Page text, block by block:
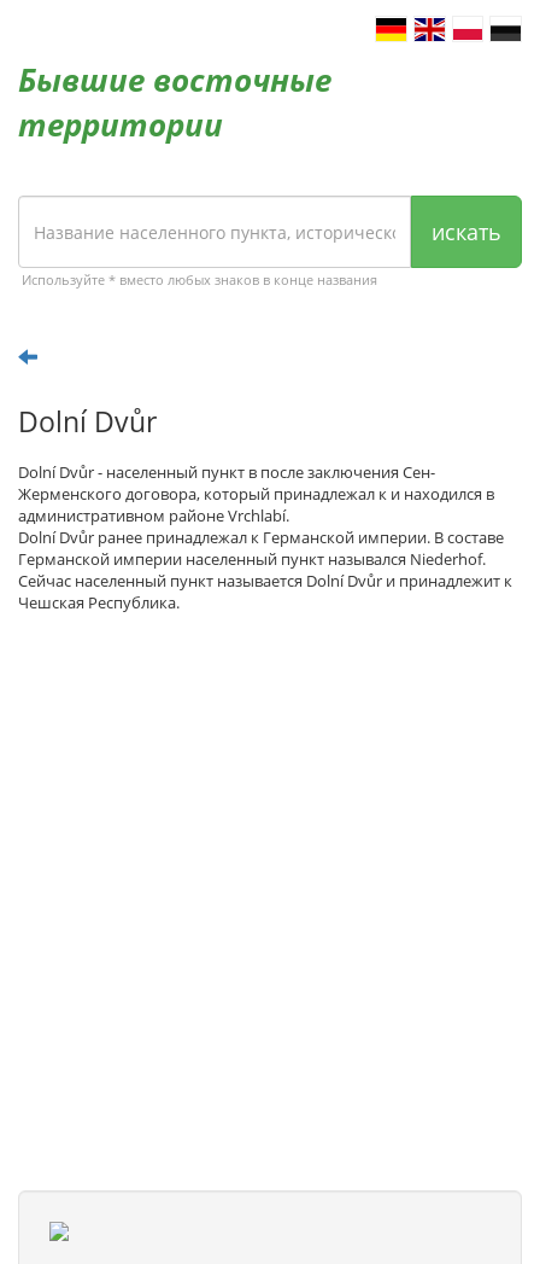
Бывшие восточные
территории
искать
Используйте * вместо любых знаков в конце названия
Dolní Dvůr
Dolní Dvůr - населенный пункт в после заключения Сен-
Жерменского договора, который принадлежал к и находился в
административном районе Vrchlabí.
Dolní Dvůr ранее принадлежал к Германской империи. В составе
Германской империи населенный пункт назывался Niederhof.
Сейчас населенный пункт называется Dolní Dvůr и принадлежит к
Чешская Республика.